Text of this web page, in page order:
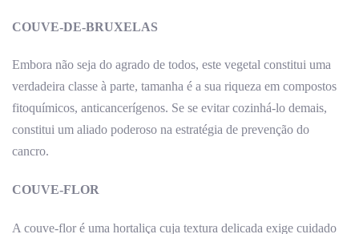
COUVE-DE-BRUXELAS
Embora não seja do agrado de todos, este vegetal constitui uma
verdadeira classe à parte, tamanha é a sua riqueza em compostos
fitoquímicos, anticancerígenos. Se se evitar cozinhá-lo demais,
constitui um aliado poderoso na estratégia de prevenção do
cancro.
COUVE-FLOR
A couve-flor é uma hortaliça cuja textura delicada exige cuidado